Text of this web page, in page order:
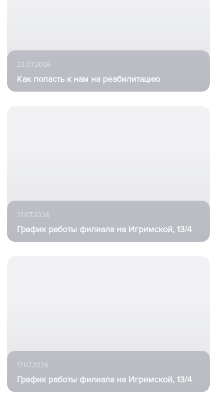
23.07.2026
Как попасть к нам на реабилитацию
21.07.2026
График работы филиала на Игримской, 13/4
17.07.2026
График работы филиала на Игримской, 13/4